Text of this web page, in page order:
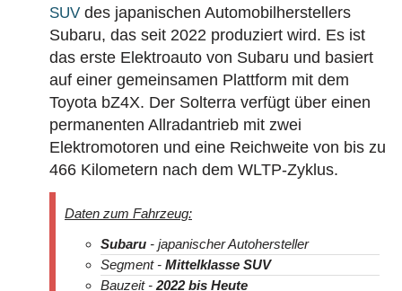
SUV des japanischen Automobilherstellers
Subaru, das seit 2022 produziert wird. Es ist
das erste Elektroauto von Subaru und basiert
auf einer gemeinsamen Plattform mit dem
Toyota bZ4X. Der Solterra verfügt über einen
permanenten Allradantrieb mit zwei
Elektromotoren und eine Reichweite von bis zu
466 Kilometern nach dem WLTP-Zyklus.
Daten zum Fahrzeug:
Subaru - japanischer Autohersteller
Segment - Mittelklasse SUV
Bauzeit - 2022bis Heute